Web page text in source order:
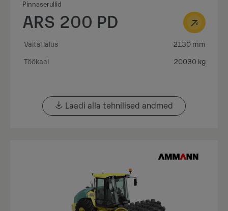
Pinnaserullid
ARS 200 PD
Valtsi laius
2130 mm
Töökaal
20030 kg
Laadi alla tehnilised andmed